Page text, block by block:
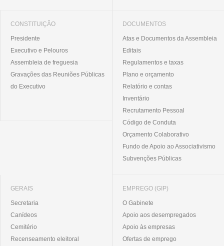
CONSTITUIÇÃO
Presidente
Executivo e Pelouros
Assembleia de freguesia
Gravações das Reuniões Públicas
do Executivo
DOCUMENTOS
Atas e Documentos da Assembleia
Editais
Regulamentos e taxas
Plano e orçamento
Relatório e contas
Inventário
Recrutamento Pessoal
Código de Conduta
Orçamento Colaborativo
Fundo de Apoio ao Associativismo
Subvenções Públicas
GERAIS
Secretaria
Canídeos
Cemitério
Recenseamento eleitoral
EMPREGO (GIP)
O Gabinete
Apoio aos desempregados
Apoio às empresas
Ofertas de emprego